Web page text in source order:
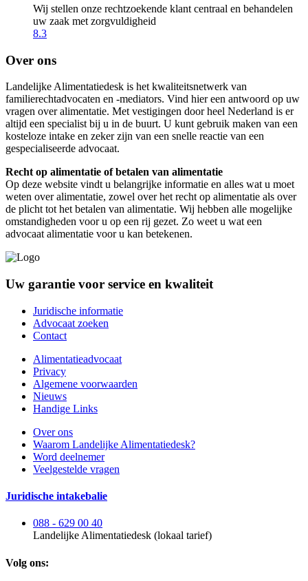
Wij stellen onze rechtzoekende klant centraal en behandelen
uw zaak met zorgvuldigheid
8.3
Over ons
Landelijke Alimentatiedesk is het kwaliteitsnetwerk van
familierechtadvocaten en -mediators. Vind hier een antwoord op uw
vragen over alimentatie. Met vestigingen door heel Nederland is er
altijd een specialist bij u in de buurt. U kunt gebruik maken van een
kosteloze intake en zeker zijn van een snelle reactie van een
gespecialiseerde advocaat.
Recht op alimentatie of betalen van alimentatie
Op deze website vindt u belangrijke informatie en alles wat u moet
weten over alimentatie, zowel over het recht op alimentatie als over
de plicht tot het betalen van alimentatie. Wij hebben alle mogelijke
omstandigheden voor u op een rij gezet. Zo weet u wat een
advocaat alimentatie voor u kan betekenen.
Uw garantie voor service en kwaliteit
Juridische informatie
Advocaat zoeken
Contact
Alimentatieadvocaat
Privacy
Algemene voorwaarden
Nieuws
Handige Links
Over ons
Waarom Landelijke Alimentatiedesk?
Word deelnemer
Veelgestelde vragen
Juridische intakebalie
088 - 629 00 40
Landelijke Alimentatiedesk (lokaal tarief)
Volg ons: